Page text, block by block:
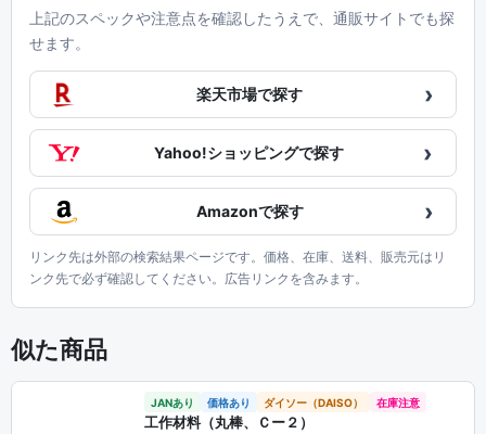
上記のスペックや注意点を確認したうえで、通販サイトでも探
せます。
楽天市場で探す ›
Yahoo!ショッピングで探す ›
Amazonで探す ›
リンク先は外部の検索結果ページです。価格、在庫、送料、販売元はリ
ンク先で必ず確認してください。広告リンクを含みます。
似た商品
JANあり 価格あり ダイソー（DAISO） 在庫注意
工作材料（丸棒、Ｃー２）